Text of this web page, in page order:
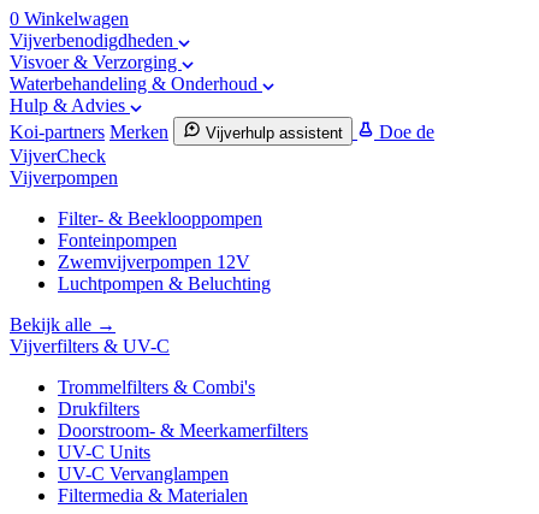
0 Winkelwagen
Vijverbenodigdheden
Visvoer & Verzorging
Waterbehandeling & Onderhoud
Hulp & Advies
Koi-partners Merken Vijverhulp assistent
Doe de
VijverCheck
Vijverpompen
Filter- & Beeklooppompen
Fonteinpompen
Zwemvijverpompen 12V
Luchtpompen & Beluchting
Bekijk alle →
Vijverfilters & UV-C
Trommelfilters & Combi's
Drukfilters
Doorstroom- & Meerkamerfilters
UV-C Units
UV-C Vervanglampen
Filtermedia & Materialen